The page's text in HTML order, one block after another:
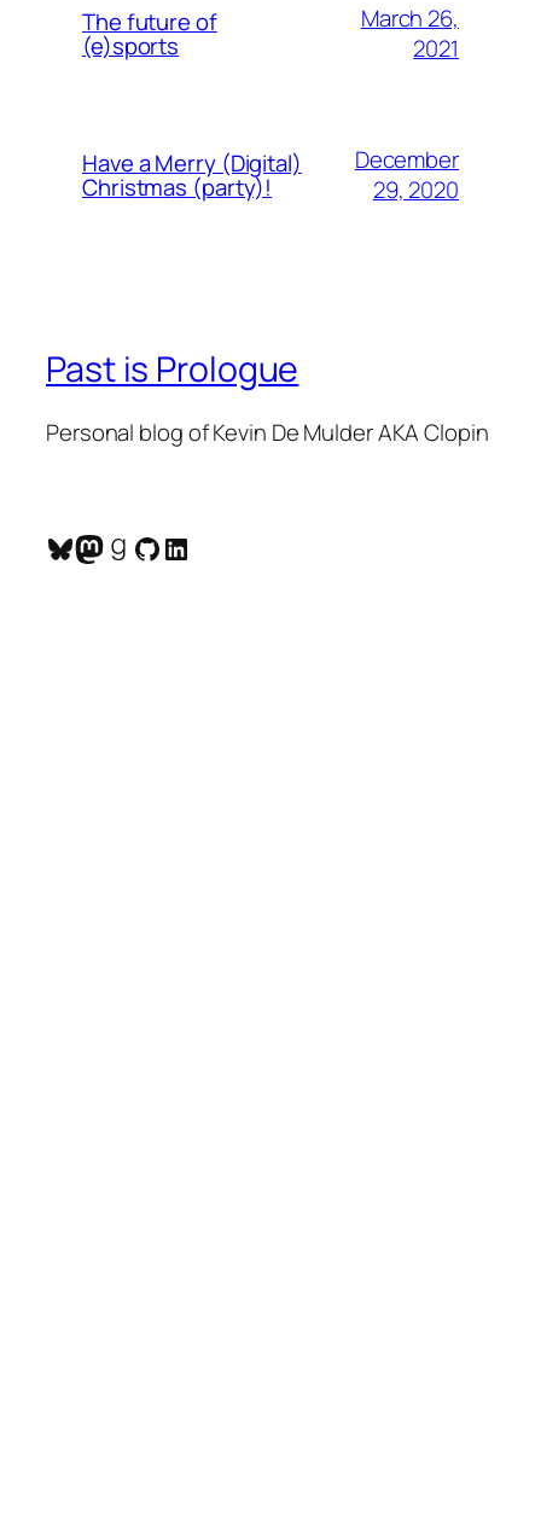
The future of
(e)sports
March 26,
2021
Have a Merry (Digital)
Christmas (party)!
December
29, 2020
Past is Prologue
Personal blog of Kevin De Mulder AKA Clopin
Bluesky
Mastodon
Goodreads
GitHub
LinkedIn